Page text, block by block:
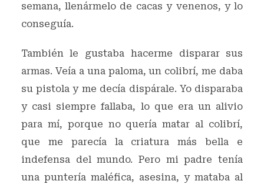
semana, llenármelo de cacas y venenos, y lo
conseguía.
También le gustaba hacerme disparar sus
armas. Veía a una paloma, un colibrí, me daba
su pistola y me decía dispárale. Yo disparaba
y casi siempre fallaba, lo que era un alivio
para mí, porque no quería matar al colibrí,
que me parecía la criatura más bella e
indefensa del mundo. Pero mi padre tenía
una puntería maléfica, asesina, y mataba al